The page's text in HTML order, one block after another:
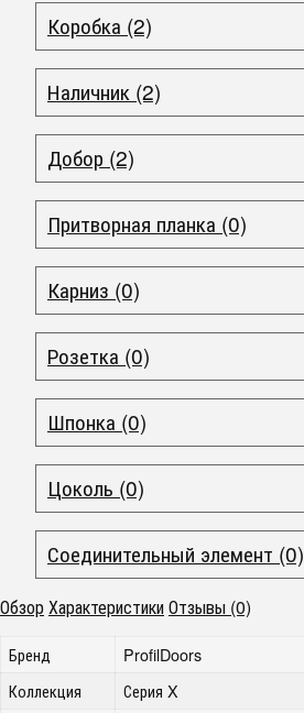
Коробка (2)
Наличник (2)
Добор (2)
Притворная планка (0)
Карниз (0)
Розетка (0)
Шпонка (0)
Цоколь (0)
Соединительный элемент (0)
ОбзорХарактеристикиОтзывы (0)
Бренд
ProfilDoors
Коллекция
Серия X